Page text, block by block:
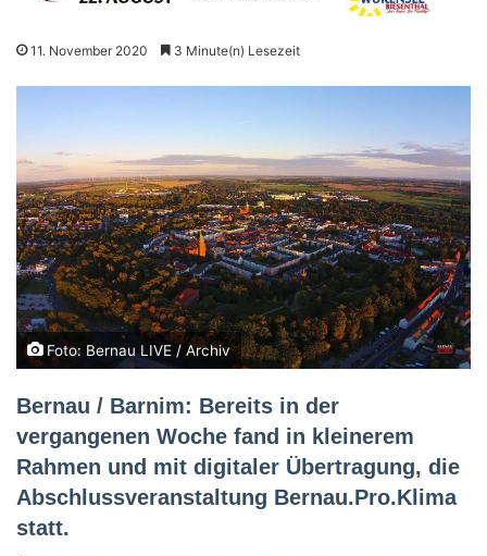
11. November 2020 3 Minute(n) Lesezeit
Foto: Bernau LIVE / Archiv
Bernau / Barnim: Bereits in der
vergangenen Woche fand in kleinerem
Rahmen und mit digitaler Übertragung, die
Abschlussveranstaltung Bernau.Pro.Klima
statt.